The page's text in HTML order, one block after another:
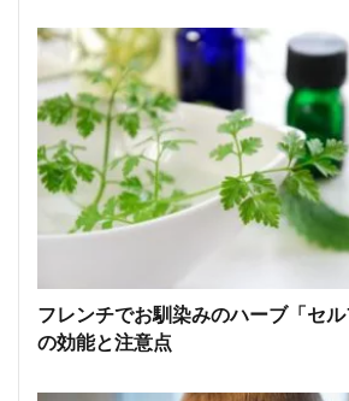
フレンチでお馴染みのハーブ「セ
の効能と注意点